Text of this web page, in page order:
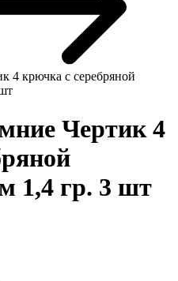
крючка с серебряной
Чертик 4
1,4 гр. 3 шт